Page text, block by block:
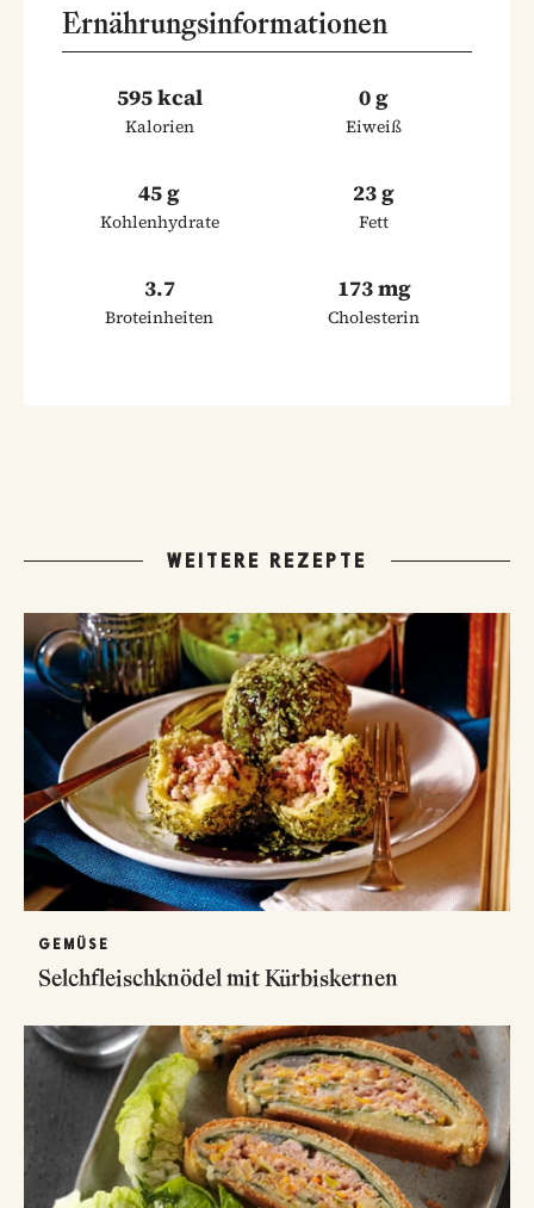
Ernährungsinformationen
595 kcal
Kalorien
0 g
Eiweiß
45 g
Kohlenhydrate
23 g
Fett
3.7
Broteinheiten
173 mg
Cholesterin
WEITERE REZEPTE
GEMÜSE
Selchfleischknödel mit Kürbiskernen